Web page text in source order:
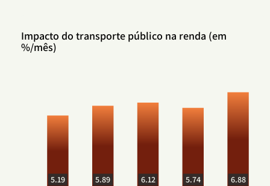
Impacto do transporte público na renda (em
%/mês)
5.19 5.89 6.12 5.74
6.88